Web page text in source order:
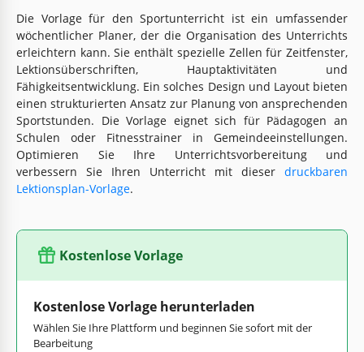
Die Vorlage für den Sportunterricht ist ein umfassender
wöchentlicher Planer, der die Organisation des Unterrichts
erleichtern kann. Sie enthält spezielle Zellen für Zeitfenster,
Lektionsüberschriften, Hauptaktivitäten und
Fähigkeitsentwicklung. Ein solches Design und Layout bieten
einen strukturierten Ansatz zur Planung von ansprechenden
Sportstunden. Die Vorlage eignet sich für Pädagogen an
Schulen oder Fitnesstrainer in Gemeindeeinstellungen.
Optimieren Sie Ihre Unterrichtsvorbereitung und
verbessern Sie Ihren Unterricht mit dieser druckbaren
Lektionsplan-Vorlage.
Kostenlose Vorlage
Kostenlose Vorlage herunterladen
Wählen Sie Ihre Plattform und beginnen Sie sofort mit der
Bearbeitung